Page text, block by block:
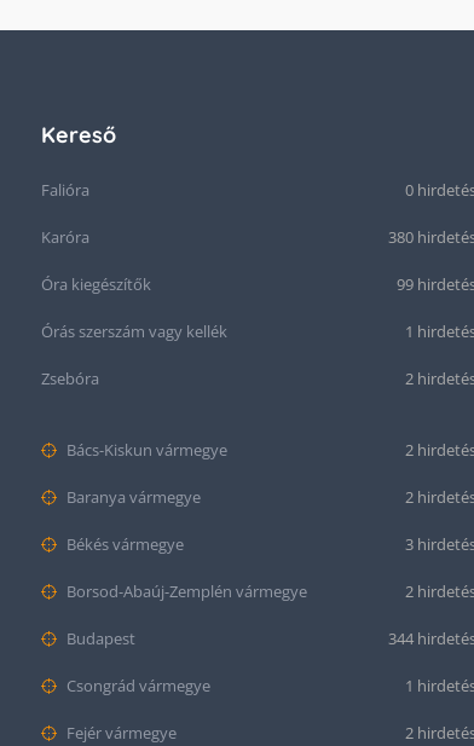
Kereső
Falióra 0
Karóra 380
Óra kiegészítők 99
Órás szerszám vagy kellék 1
Zsebóra 2
Bács-Kiskun vármegye 2
Baranya vármegye 2
Békés vármegye 3
Borsod-Abaúj-Zemplén vármegye 2
Budapest 344
Csongrád vármegye 1
Fejér vármegye 2